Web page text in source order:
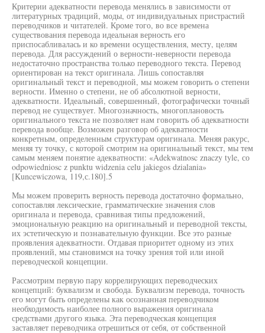
Критерии адекватности перевода менялись в зависимости от
литературных традиций, моды, от индивидуальных пристрастий
переводчиков и читателей. Кроме того, во все времена
существования перевода идеальная верность его
приспосабливалась и ко времени осуществления, месту, целям
перевода. Для рассуждений о верности-неверности перевода
недостаточно пространства только переводного текста. Перевод
ориентирован на текст оригинала. Лишь сопоставляя
оригинальный текст и переводной, мы можем говорить о степени
верности. Именно о степени, не об абсолютной верности,
адекватности. Идеальный, совершенный, фотографически точный
перевод не существует. Многозначность, многоплановость
оригинального текста не позволяет нам говорить об адекватности
перевода вообще. Возможен разговор об адекватности
конкретным, определенным структурам оригинала. Меняя ракурс,
меняя ту точку, с которой смотрим на оригинальный текст, мы тем
самым меняем понятие адекватности: «Adekwatnosc znaczy tyle, со
odpowiedniosc z punktu widzenia celu jakiegos dzialania»
[Kuncewiczowa, 119,с.180].5
Мы можем проверить верность перевода достаточно формально,
сопоставляя лексические, грамматические значения слов
оригинала и перевода, сравнивая типы предложений,
эмоциональную реакцию на оригинальный и переводной тексты,
их эстетическую и познавательную функции. Все это разные
проявления адекватности. Отдавая приоритет одному из этих
проявлений, мы становимся на точку зрения той или иной
переводческой концепции.
Рассмотрим первую пару коррелирующих переводческих
концепций: буквализм и свобода. Буквализм перевода, точность
его могут быть определены как осознанная переводчиком
необходимость наиболее полного выражения оригинала
средствами другого языка. Эта переводческая концепция
заставляет переводчика отрешиться от себя, от собственной